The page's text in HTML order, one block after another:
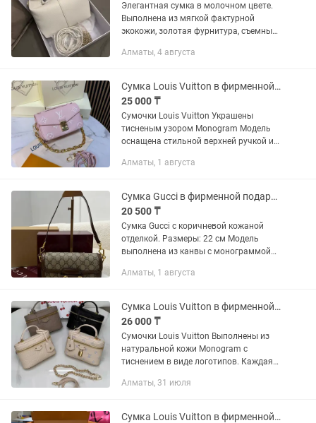
Элегантная сумка в молочном цвете.
Выполнена из мягкой фактурной
экокожи, золотая фурнитура, съемный
Вместительная, отлично держит
Алматы, 4 августа
Сумка Louis Vuitton в фирменной подарочной коробке
25 000 ₸
Сумочки Louis Vuitton Украшены
тисненым узором Monogram Модель
оснащена стильной верхней ручкой и
ремнем для ношения на плече,
Алматы, 1 августа
Сумка Gucci в фирменной подарочной коробке
20 500 ₸
Сумка Gucci с коричневой кожаной
отделкой. Размеры: 22 см Модель
выполнена из канвы с монограммой
отделкой. Главным элементом
трензель...
Алматы, 1 августа
Сумка Louis Vuitton в фирменной подарочной коробке
26 000 ₸
Сумочки Louis Vuitton Выполнены из
натуральной кожи Monogram с
тиснением в виде логотипов. Каждая
застежкой молнией с двумя бегунками
Алматы, 31 июля
Сумка Louis Vuitton в фирменной подарочной коробке